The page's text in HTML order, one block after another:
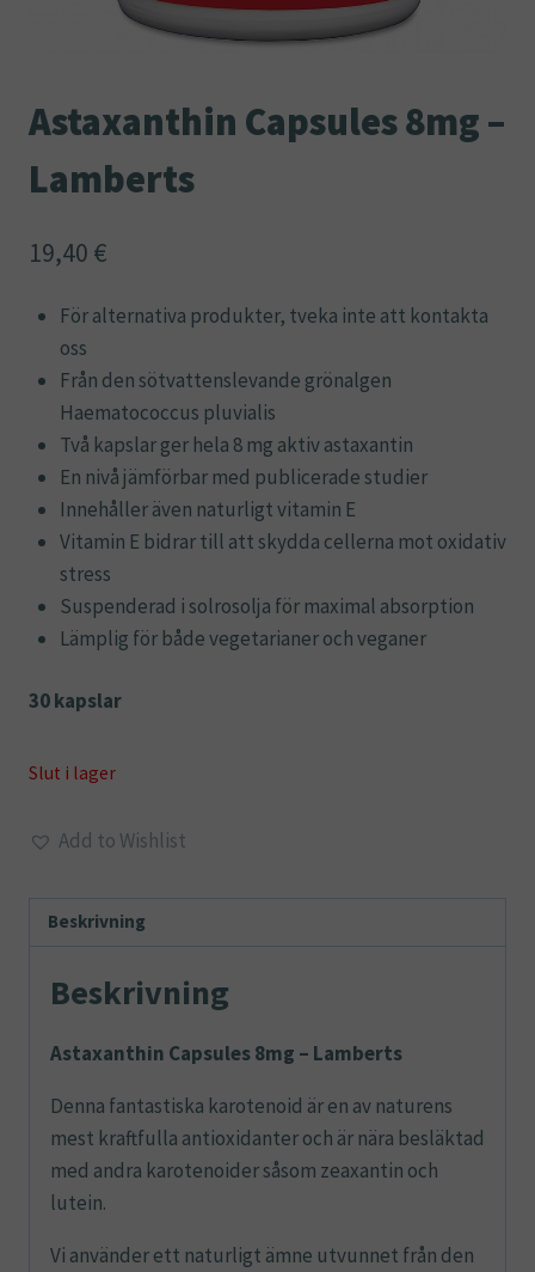
Astaxanthin Capsules 8mg –
Lamberts
19,40 €
För alternativa produkter, tveka inte att kontakta
oss
Från den sötvattenslevande grönalgen
Haematococcus pluvialis
Två kapslar ger hela 8 mg aktiv astaxantin
En nivå jämförbar med publicerade studier
Innehåller även naturligt vitamin E
Vitamin E bidrar till att skydda cellerna mot oxidativ
stress
Suspenderad i solrosolja för maximal absorption
Lämplig för både vegetarianer och veganer
30 kapslar
Slut i lager
Add to Wishlist
Beskrivning
Beskrivning
Astaxanthin Capsules 8mg – Lamberts
Denna fantastiska karotenoid är en av naturens
mest kraftfulla antioxidanter och är nära besläktad
med andra karotenoider såsom zeaxantin och
lutein.
Vi använder ett naturligt ämne utvunnet från den